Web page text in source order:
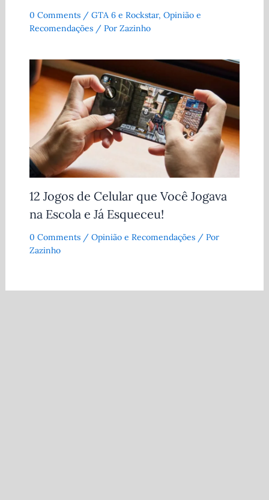
0 Comments / GTA 6 e Rockstar, Opinião e
Recomendações/ Por Zazinho
12 Jogos de Celular que Você Jogava
na Escola e Já Esqueceu!
0 Comments / Opinião e Recomendações/ Por
Zazinho